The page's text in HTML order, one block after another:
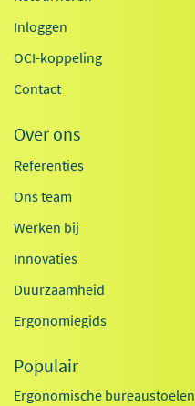
Inloggen
OCI-koppeling
Contact
Over ons
Referenties
Ons team
Werken bij
Innovaties
Duurzaamheid
Ergonomiegids
Populair
Ergonomische bureaustoelen